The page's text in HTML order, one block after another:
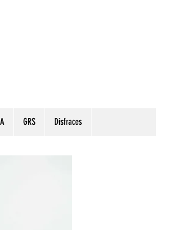
GRS Disfraces